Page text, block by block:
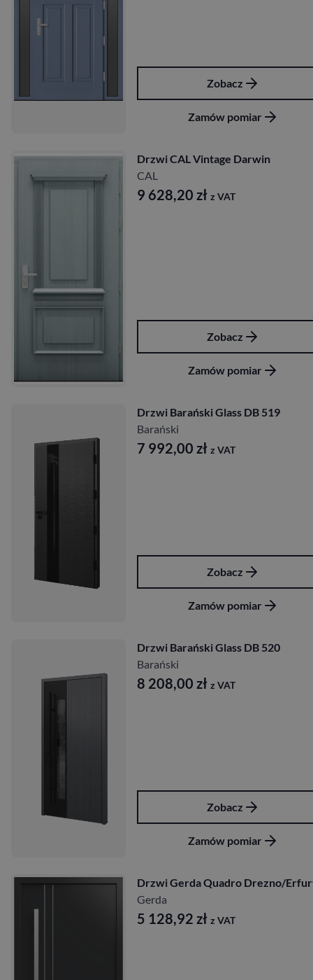
Zobacz
Zamów pomiar
Drzwi CAL Vintage Darwin
CAL
9 628,20 zł z VAT
Zobacz
Zamów pomiar
Drzwi Barański Glass DB 519
Barański
7 992,00 zł z VAT
Zobacz
Zamów pomiar
Drzwi Barański Glass DB 520
Barański
8 208,00 zł z VAT
Zobacz
Zamów pomiar
Drzwi Gerda Quadro Drezno/
Gerda
5 128,92 zł z VAT